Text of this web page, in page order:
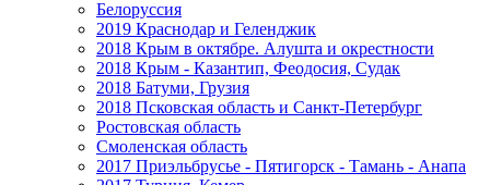
Белоруссия
2019 Краснодар и Геленджик
2018 Крым в октябре. Алушта и окрестности
2018 Крым - Казантип, Феодосия, Судак
2018 Батуми, Грузия
2018 Псковская область и Санкт-Петербург
Ростовская область
Смоленская область
2017 Приэльбрусье - Пятигорск - Тамань - Анапа